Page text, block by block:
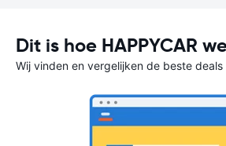
Dit is hoe HAPPYCAR
Wij vinden en vergelijken de beste deals